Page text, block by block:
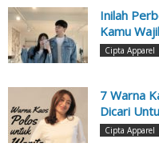
Inilah
Kamu
Cipta Apparel
7 Warna
Dicari
Cipta Apparel